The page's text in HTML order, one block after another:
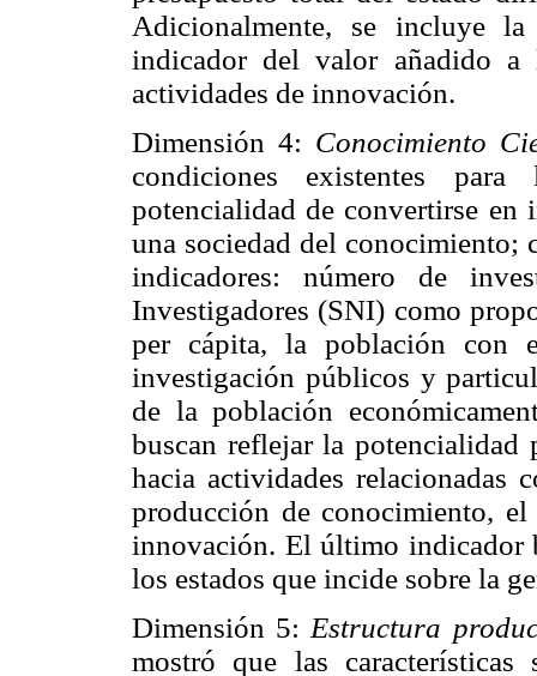
Adicionalmente, se incluye
indicador del valor añadido a
actividades de innovación.
Dimensión 4: Conocimiento
condiciones existentes
potencialidad de convertirse en
una sociedad del conocimiento;
indicadores: número de
Investigadores (SNI) como
per cápita, la población con
investigación públicos y
de la población
buscan reflejar la potencialidad
hacia actividades
producción de conocimiento,
innovación. El último indicador
los estados que incide sobre la
Dimensión 5: Estructura
mostró que las